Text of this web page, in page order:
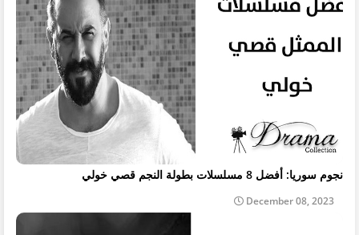
نجوم سوريا: أفضل 8 مسلسلات بطولة النجم قصي خولي
December 08, 2023